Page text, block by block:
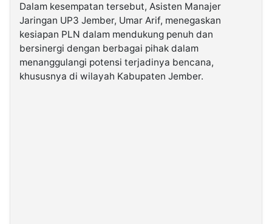
Dalam kesempatan tersebut, Asisten Manajer
Jaringan UP3 Jember, Umar Arif, menegaskan
kesiapan PLN dalam mendukung penuh dan
bersinergi dengan berbagai pihak dalam
menanggulangi potensi terjadinya bencana,
khususnya di wilayah Kabupaten Jember.